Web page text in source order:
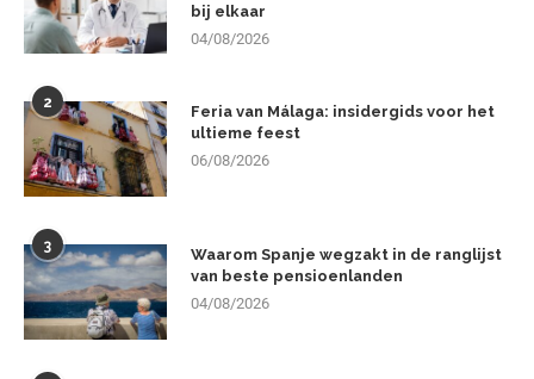
bij elkaar
04/08/2026
2
Feria van Málaga: insidergids voor het
ultieme feest
06/08/2026
3
Waarom Spanje wegzakt in de ranglijst
van beste pensioenlanden
04/08/2026